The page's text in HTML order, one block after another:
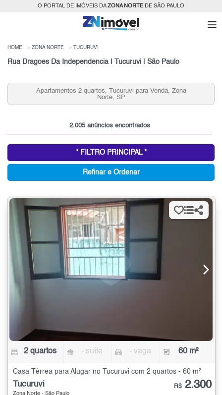
O PORTAL DE IMÓVEIS DAZONA NORTEDE SÃO PAULO
HOME ZONA NORTE TUCURUVI
Rua Dragoes Da Independencia | Tucuruvi | São Paulo
Tucuruvi para Venda, Zona
Casas que Aceitam
2.005 anúncios encontrados
* FILTRO PRINCIPAL *
Refinar e Ordenar
2 quartos - suíte - vaga 60 m²
Casa Térrea para Alugar no Tucuruvi com 2 quartos - 60 m²
Tucuruvi R$ 2.300